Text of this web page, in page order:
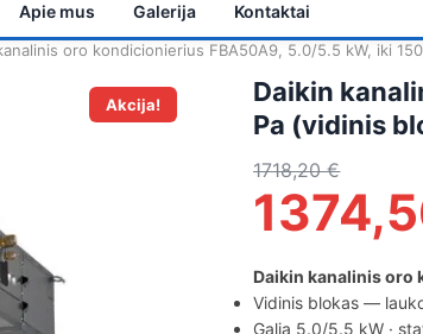
Apie mus Galerija Kontaktai
oro kondicionierius FBA50A9, 5.0/5.5 kW, iki
Akcija!
Daikin
Pa (vidinis
1718,20€
Daikin kanalinis
Vidinis blokas —
Galia 5.0/5.5 kW ·